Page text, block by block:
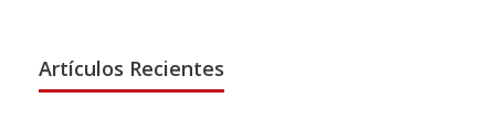
Artículos Recientes